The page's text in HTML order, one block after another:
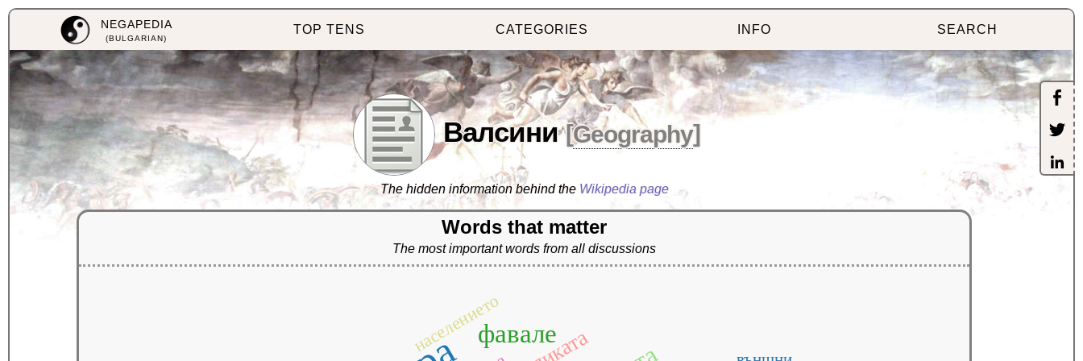
NEGAPEDIA
(BULGARIAN)
TOP TENS CATEGORIES INFO SEARCH
Валсини [Geography]
The hidden information behind the Wikipedia page
Words that matter
The most important words from all discussions
фавале
населението